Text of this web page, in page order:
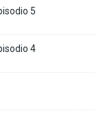
5
4